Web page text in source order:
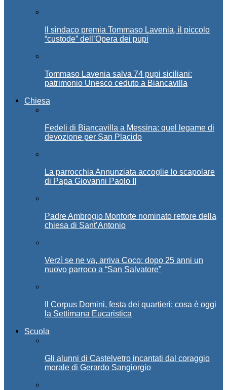
Il sindaco premia Tommaso Lavenia, il piccolo
“custode” dell’Opera dei pupi
Tommaso Lavenia salva 74 pupi siciliani:
patrimonio Unesco ceduto a Biancavilla
Chiesa
Fedeli di Biancavilla a Messina: quel legame di
devozione per San Placido
La parrocchia Annunziata accoglie lo scapolare
di Papa Giovanni Paolo II
Padre Ambrogio Monforte nominato rettore della
chiesa di Sant’Antonio
Verzì se ne va, arriva Coco: dopo 25 anni un
nuovo parroco a “San Salvatore”
Il Corpus Domini, festa dei quartieri: cosa è oggi
la Settimana Eucaristica
Scuola
Gli alunni di Castelvetro incantati dal coraggio
morale di Gerardo Sangiorgio